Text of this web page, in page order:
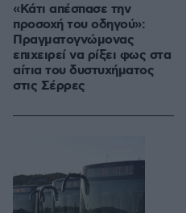
«Κάτι απέσπασε την
προσοχή του οδηγού»:
Πραγματογνώμονας
επιχειρεί να ρίξει φως στα
αίτια του δυστυχήματος
στις Σέρρες